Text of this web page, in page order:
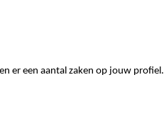
er een aantal zaken op jouw profiel.